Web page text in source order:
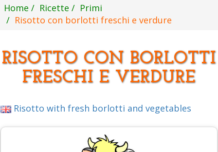
Home Ricette
Primi
Risotto con borlotti freschi e verdure
RISOTTO CON BORLOTTI
FRESCHI E VERDURE
Risotto with fresh borlotti and vegetables